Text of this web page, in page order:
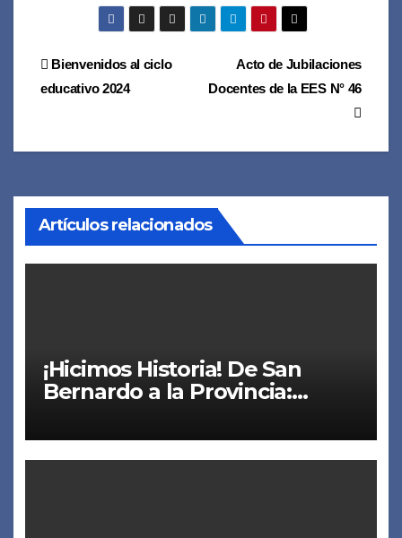
Navegación
entradas
Acto de Jubilaciones
Docentes de la EES N° 46
Bienvenidos al ciclo
educativo 2024
Artículos relacionados
¡Hicimos Historia! De San
Bernardo a la Provincia:
Conocimiento Continúa 🚀✨